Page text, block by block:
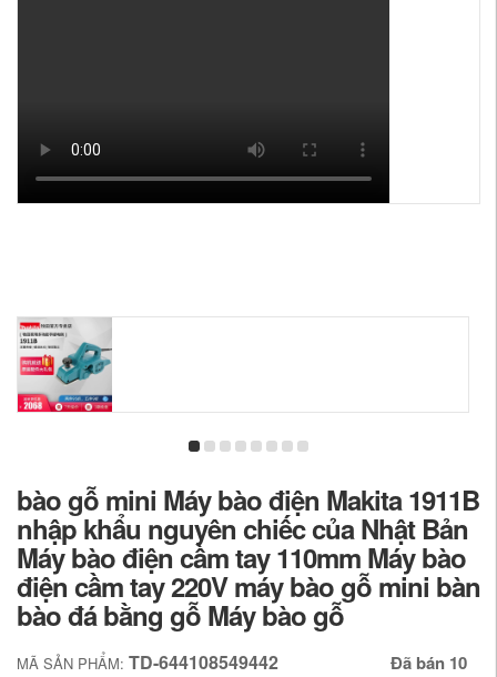
bào gỗ mini Máy bào điện Makita 1911B
nhập khẩu nguyên chiếc của Nhật Bản
Máy bào điện cầm tay 110mm Máy bào
điện cầm tay 220V máy bào gỗ mini bàn
bào đá bằng gỗ Máy bào gỗ
MÃ SẢN PHẨM: TD-644108549442 Đã bán 10